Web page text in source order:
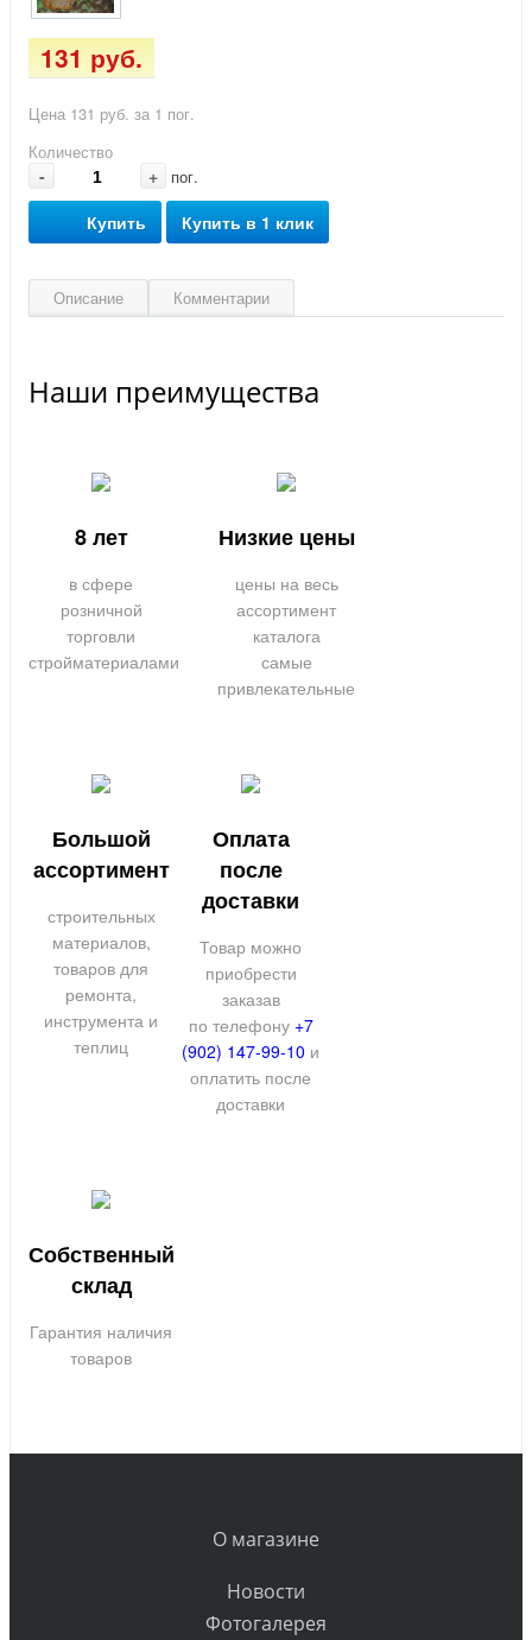
131 руб.
Цена 131 руб. за 1 пог.
Количество
- + пог.
Купить Купить в 1 клик
Описание Комментарии
Наши преимущества
8 лет
в сфере
розничной
торговли
стройматериалами
Низкие цены
цены на весь
ассортимент
каталога
самые
привлекательные
Большой
ассортимент
строительных
материалов,
товаров для
ремонта,
инструмента и
теплиц
Оплата
после
доставки
Товар можно
приобрести
заказав
по телефону +7
(902) 147-99-10 и
оплатить после
доставки
Собственный
склад
Гарантия наличия
товаров
О магазине
Новости
Фотогалерея